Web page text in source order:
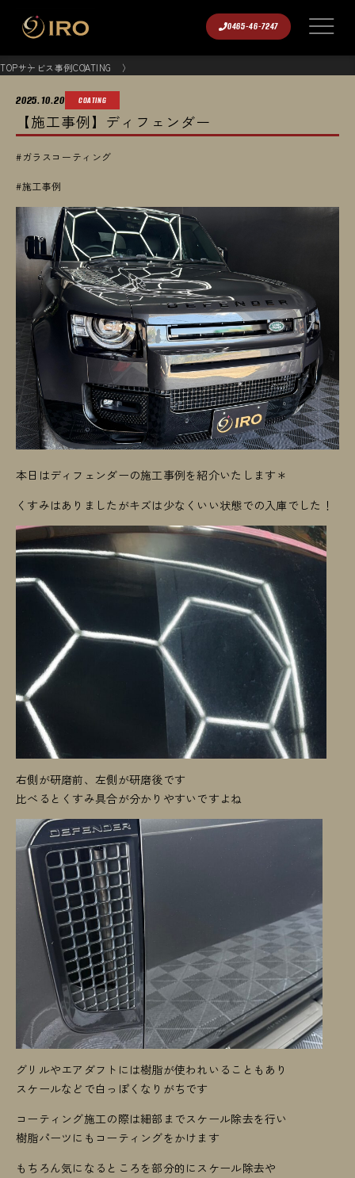
0465-46-7247
TOPサービス事例COATING
2025.10.20 COATING
【施工事例】ディフェンダー
#ガラスコーティング
#施工事例
本日はディフェンダーの施工事例を紹介いたします＊
くすみはありましたがキズは少なくいい状態での入庫でした！
右側が研磨前、左側が研磨後です
比べるとくすみ具合が分かりやすいですよね
グリルやエアダフトには樹脂が使われいることもあり
スケールなどで白っぽくなりがちです
コーティング施工の際は細部までスケール除去を行い
樹脂パーツにもコーティングをかけます
もちろん気になるところを部分的にスケール除去や